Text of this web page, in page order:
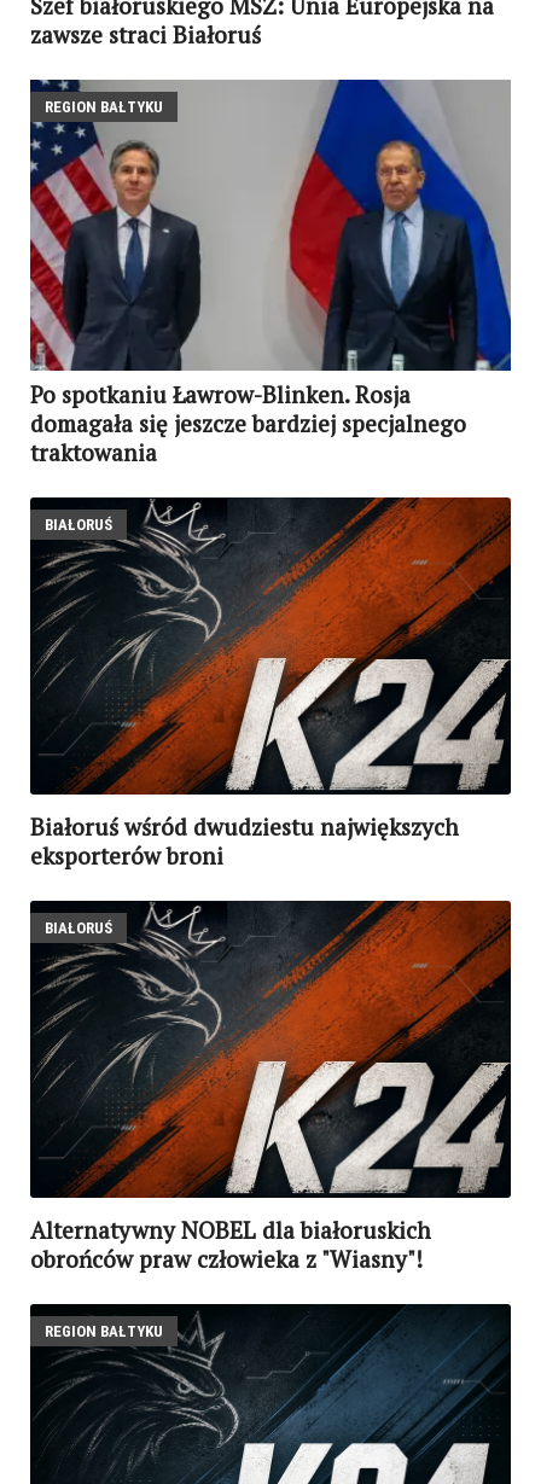
zawsze straci Białoruś
REGION BAŁTYKU
Po spotkaniu Ławrow-Blinken. Rosja
domagała się jeszcze bardziej specjalnego
traktowania
BIAŁORUŚ
Białoruś wśród dwudziestu największych
eksporterów broni
BIAŁORUŚ
Alternatywny NOBEL dla białoruskich
obrońców praw człowieka z "Wiasny"!
REGION BAŁTYKU